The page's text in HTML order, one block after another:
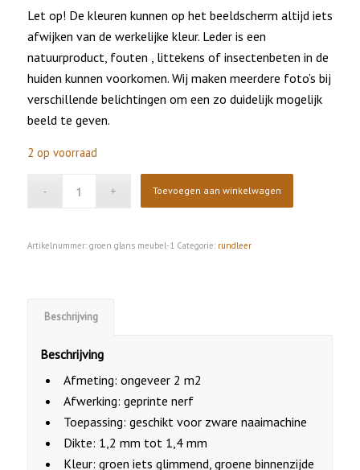
Let op! De kleuren kunnen op het beeldscherm altijd iets
afwijken van de werkelijke kleur. Leder is een
natuurproduct, fouten , littekens of insectenbeten in de
huiden kunnen voorkomen. Wij maken meerdere foto’s bij
verschillende belichtingen om een zo duidelijk mogelijk
beeld te geven.
2 op voorraad
Toevoegen aan winkelwagen
Artikelnummer: groen glans meubel-1 Categorie: rundleer
Beschrijving
Beschrijving
Afmeting: ongeveer 2 m2
Afwerking: geprinte nerf
Toepassing: geschikt voor zware naaimachine
Dikte: 1,2 mm tot 1,4 mm
Kleur: groen iets glimmend, groene binnenzijde